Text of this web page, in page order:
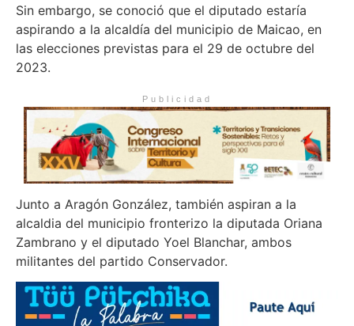
Sin embargo, se conoció que el diputado estaría
aspirando a la alcaldía del municipio de Maicao, en
las elecciones previstas para el 29 de octubre del
2023.
Publicidad
Junto a Aragón González, también aspiran a la
alcaldia del municipio fronterizo la diputada Oriana
Zambrano y el diputado Yoel Blanchar, ambos
militantes del partido Conservador.